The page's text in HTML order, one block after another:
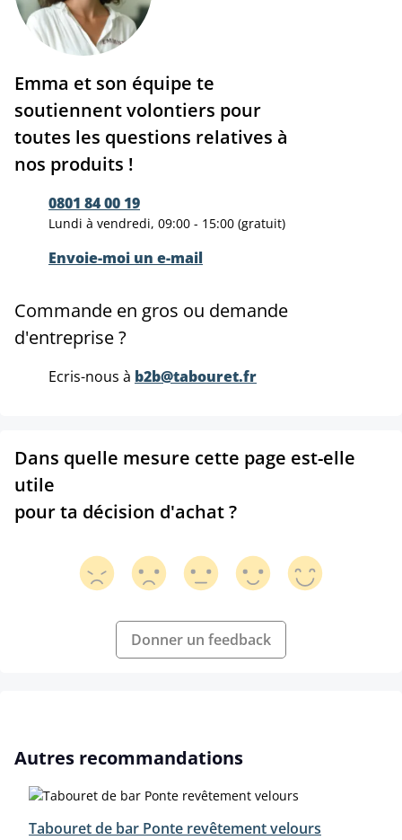
Emma et son équipe te
soutiennent volontiers pour
toutes les questions relatives à
nos produits !
0801 84 00 19
Lundi à vendredi, 09:00 - 15:00 (gratuit)
Envoie-moi un e-mail
Commande en gros ou demande
d'entreprise ?
Ecris-nous à b2b@tabouret.fr
Dans quelle mesure cette page est-elle
utile
pour ta décision d'achat ?
Donner un feedback
Ignorer la galerie de produits
Autres recommandations
Tabouret de bar Ponte revêtement velours